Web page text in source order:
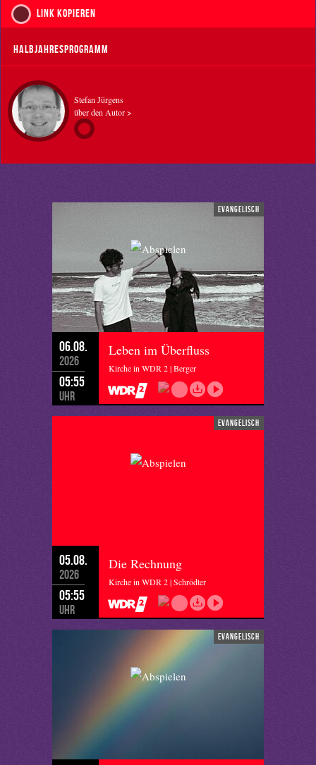
Link kopieren
Halbjahresprogramm
Stefan Jürgens
über den Autor >
evangelisch
06.08.
2026
05:55
Uhr
Leben im Überfluss
Kirche in WDR 2 | Berger
evangelisch
05.08.
2026
05:55
Uhr
Die Rechnung
Kirche in WDR 2 | Schrödter
evangelisch